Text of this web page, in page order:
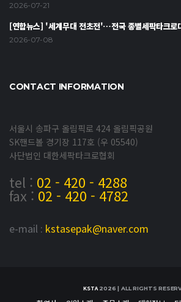
2026-07-21
[연합뉴스] '세계무대 전초전'…전국 종별세팍타크로
2026-07-08
CONTACT INFORMATION
서울시 송파구 올림픽로 424 올림픽공원
SK핸드볼 경기장 117호 (우 05540)
사단법인 대한세팍타크로협회
tel : 02 - 420 - 4288
fax : 02 - 420 - 4782
e-mail : kstasepak@naver.com
KSTA2026 | ALL RIGHTS